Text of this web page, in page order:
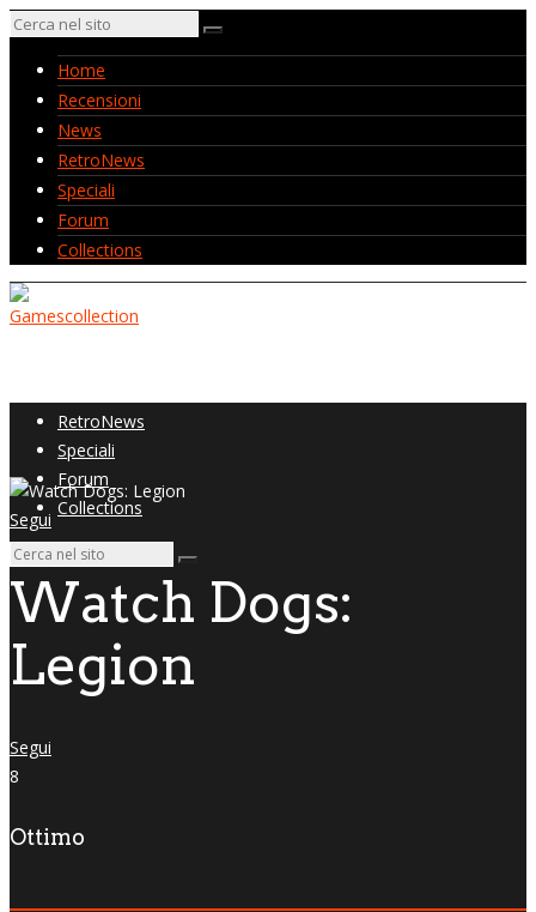
Home
Recensioni
News
RetroNews
Speciali
Forum
Collections
RetroNews
Speciali
Forum
Collections
Segui
Watch Dogs:
Legion
Segui
8
Ottimo